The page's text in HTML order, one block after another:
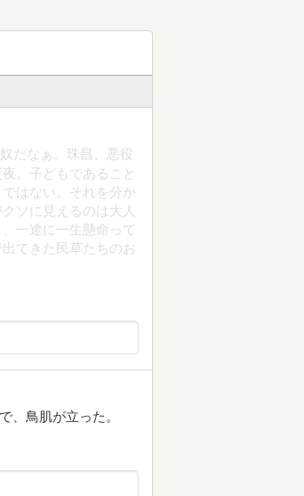
だなぁ。珠昌、悪役
。子どもであること
はない。それを分か
ソに見えるのは大人
一途に一生懸命って
てきた民草たちのお
、鳥肌が立った。